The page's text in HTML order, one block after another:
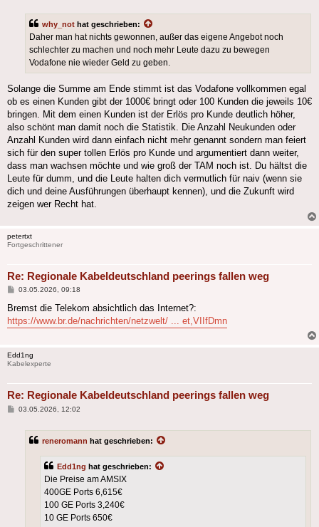
why_not hat geschrieben:
Daher man hat nichts gewonnen, außer das eigene Angebot noch
schlechter zu machen und noch mehr Leute dazu zu bewegen
Vodafone nie wieder Geld zu geben.
Solange die Summe am Ende stimmt ist das Vodafone vollkommen egal
ob es einen Kunden gibt der 1000€ bringt oder 100 Kunden die jeweils 10€
bringen. Mit dem einen Kunden ist der Erlös pro Kunde deutlich höher,
also schönt man damit noch die Statistik. Die Anzahl Neukunden oder
Anzahl Kunden wird dann einfach nicht mehr genannt sondern man feiert
sich für den super tollen Erlös pro Kunde und argumentiert dann weiter,
dass man wachsen möchte und wie groß der TAM noch ist. Du hältst die
Leute für dumm, und die Leute halten dich vermutlich für naiv (wenn sie
dich und deine Ausführungen überhaupt kennen), und die Zukunft wird
zeigen wer Recht hat.
petertxt
Fortgeschrittener
Re: Regionale Kabeldeutschland peerings fallen weg
Beitrag
03.05.2026, 09:18
Bremst die Telekom absichtlich das Internet?:
https://www.br.de/nachrichten/netzwelt/ ... et,VIIfDmn
Edd1ng
Kabelexperte
Re: Regionale Kabeldeutschland peerings fallen weg
Beitrag
03.05.2026, 12:02
reneromann hat geschrieben:
Edd1ng hat geschrieben:
Die Preise am AMSIX
400GE Ports 6,615€
100 GE Ports 3,240€
10 GE Ports 650€